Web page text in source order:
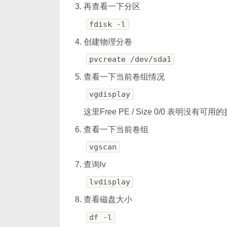
再查看一下分区
fdisk -l
创建物理分卷
pvcreate /dev/sda1
查看一下当前卷组情况
vgdisplay
这里Free PE / Size 0/0 表明没有可用的
查看一下当前卷组
vgscan
查询lv
lvdisplay
查看磁盘大小
df -l